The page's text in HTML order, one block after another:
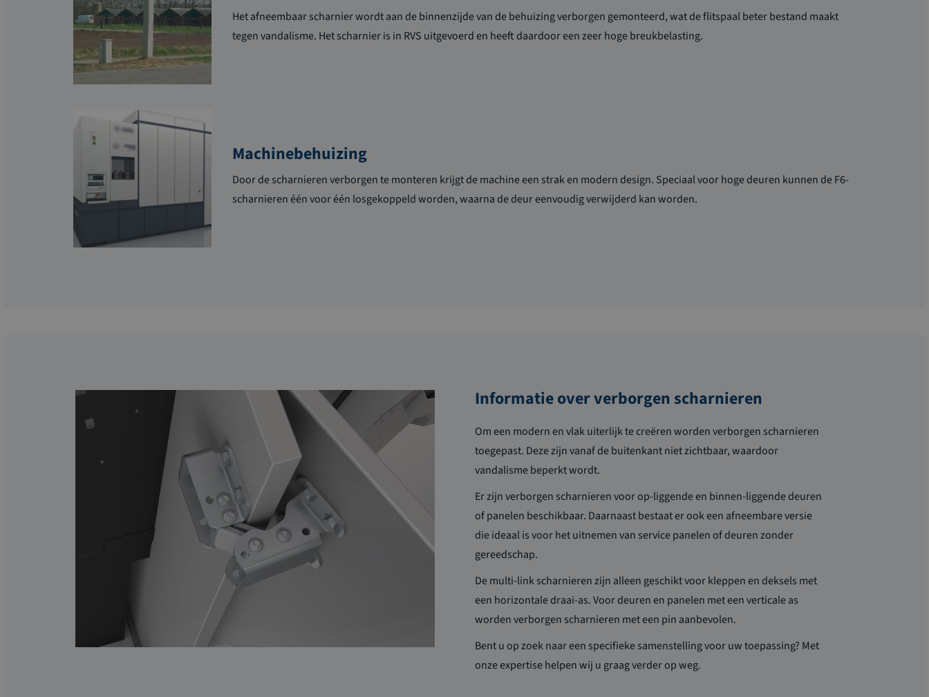
Het afneembaar scharnier wordt aan de binnenzijde van de behuizing verborgen gemonteerd, wat de flitspaal beter bestand maakt
tegen vandalisme. Het scharnier is in RVS uitgevoerd en heeft daardoor een zeer hoge breukbelasting.
Machinebehuizing
Door de scharnieren verborgen te monteren krijgt de machine een strak en modern design. Speciaal voor hoge deuren kunnen de F6-
scharnieren één voor één losgekoppeld worden, waarna de deur eenvoudig verwijderd kan worden.
Informatie over verborgen scharnieren
Om een modern en vlak uiterlijk te creëren worden verborgen scharnieren
toegepast. Deze zijn vanaf de buitenkant niet zichtbaar, waardoor
vandalisme beperkt wordt.
Er zijn verborgen scharnieren voor op-liggende en binnen-liggendedeuren
ofpanelen beschikbaar. Daarnaast bestaat er ook een afneembare versie
dieideaal is voor het uitnemen van service panelen of deurenzonder
gereedschap.
Demulti-link scharnieren zijn alleen geschikt voor kleppen en deksels met
een horizontale draai-as. Voor deuren en panelen met een verticale as
worden verborgen scharnieren met een pin aanbevolen.
Bent u op zoek naar een specifieke samenstelling voor uw toepassing? Met
onze expertise helpen wij u graagverder op weg.